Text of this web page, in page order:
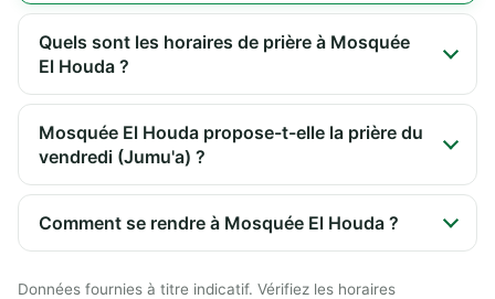
Quels sont les horaires de prière à Mosquée
El Houda ?
Mosquée El Houda propose-t-elle la prière du
vendredi (Jumu'a) ?
Comment se rendre à Mosquée El Houda ?
Données fournies à titre indicatif. Vérifiez les horaires